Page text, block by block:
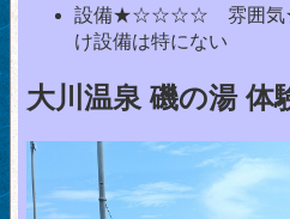
設備★☆☆☆☆ 雰囲
け設備は特にない
大川温泉 磯の湯 体